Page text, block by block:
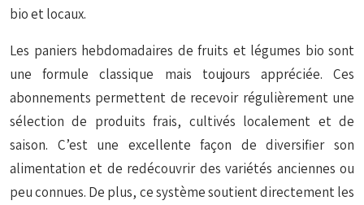
bio et locaux.
Les paniers hebdomadaires de fruits et légumes bio sont
une formule classique mais toujours appréciée. Ces
abonnements permettent de recevoir régulièrement une
sélection de produits frais, cultivés localement et de
saison. C’est une excellente façon de diversifier son
alimentation et de redécouvrir des variétés anciennes ou
peu connues. De plus, ce système soutient directement les